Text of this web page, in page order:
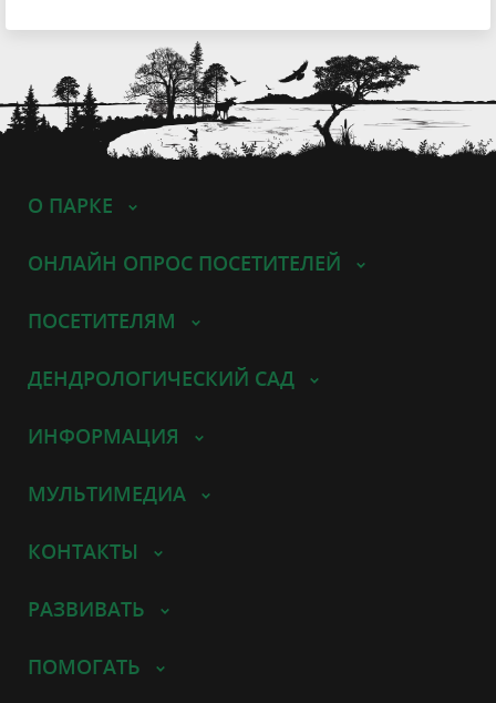
О ПАРКЕ
ОНЛАЙН ОПРОС ПОСЕТИТЕЛЕЙ
ПОСЕТИТЕЛЯМ
ДЕНДРОЛОГИЧЕСКИЙ САД
ИНФОРМАЦИЯ
МУЛЬТИМЕДИА
КОНТАКТЫ
РАЗВИВАТЬ
ПОМОГАТЬ